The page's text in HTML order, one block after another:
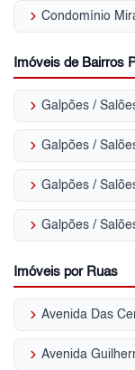
keyboard_arrow_right Condomínio
Imóveis de Bairros
keyboard_arrow_right Galpões /
keyboard_arrow_right Galpões /
keyboard_arrow_right Galpões /
keyboard_arrow_right Galpões /
Imóveis por Ruas
keyboard_arrow_right Avenida Das
keyboard_arrow_right Avenida